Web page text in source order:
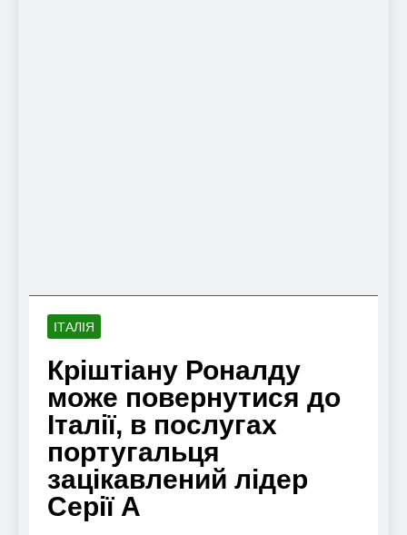
ІТАЛІЯ
Кріштіану Роналду
може повернутися до
Італії, в послугах
португальця
зацікавлений лідер
Серії А